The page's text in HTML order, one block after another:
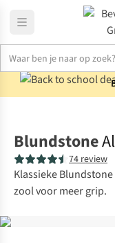
Blundstone
74 review
Klassieke
zool voor meer grip.